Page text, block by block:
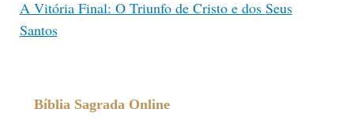
A Vitória Final: O Triunfo de Cristo e dos Seus
Santos
Bíblia Sagrada Online